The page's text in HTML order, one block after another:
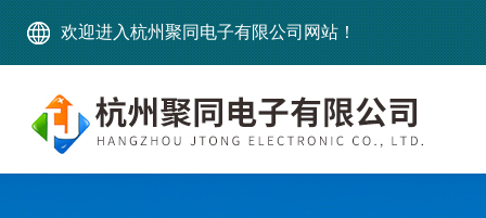
欢迎进入杭州聚同电子有限公司网站！